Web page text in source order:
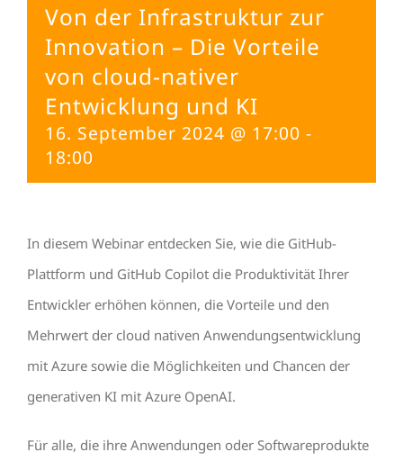
Von der Infrastruktur zur
Innovation – Die Vorteile
von cloud-nativer
Entwicklung und KI
16. September 2024 @ 17:00 -
18:00
In diesem Webinar entdecken Sie, wie die GitHub-
Plattform und GitHub Copilot die Produktivität Ihrer
Entwickler erhöhen können, die Vorteile und den
Mehrwert der cloud nativen Anwendungsentwicklung
mit Azure sowie die Möglichkeiten und Chancen der
generativen KI mit Azure OpenAI.
Für alle, die ihre Anwendungen oder Softwareprodukte